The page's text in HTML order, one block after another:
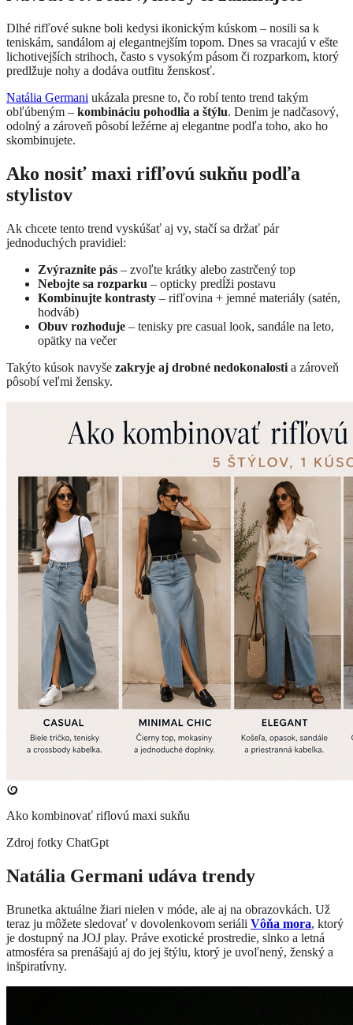
Dlhé rifľové sukne boli kedysi ikonickým kúskom – nosili sa k
teniskám, sandálom aj elegantnejším topom. Dnes sa vracajú v ešte
lichotivejších strihoch, často s vysokým pásom či rozparkom, ktorý
predlžuje nohy a dodáva outfitu ženskosť.
Natália Germani ukázala presne to, čo robí tento trend takým
obľúbeným – kombináciu pohodlia a štýlu. Denim je nadčasový,
odolný a zároveň pôsobí ležérne aj elegantne podľa toho, ako ho
skombinujete.
Ako nosiť maxi rifľovú sukňu podľa
stylistov
Ak chcete tento trend vyskúšať aj vy, stačí sa držať pár
jednoduchých pravidiel:
Zvýraznite pás – zvoľte krátky alebo zastrčený top
Nebojte sa rozparku – opticky predĺži postavu
Kombinujte kontrasty – rifľovina + jemné materiály (satén,
hodváb)
Obuv rozhoduje – tenisky pre casual look, sandále na leto,
opätky na večer
Takýto kúsok navyše zakryje aj drobné nedokonalosti a zároveň
pôsobí veľmi žensky.
Ako kombinovať riflovú maxi sukňu
Zdroj fotky ChatGpt
Natália Germani udáva trendy
Brunetka aktuálne žiari nielen v móde, ale aj na obrazovkách. Už
teraz ju môžete sledovať v dovolenkovom seriáli Vôňa mora, ktorý
je dostupný na JOJ play. Práve exotické prostredie, slnko a letná
atmosféra sa prenášajú aj do jej štýlu, ktorý je uvoľnený, ženský a
inšpiratívny.